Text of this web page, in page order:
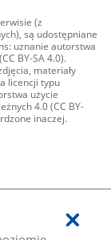
(z
są udostępniane
uznanie autorstwa
BY-SA 4.0).
materiały
licencji typu
użycie
4.0 (CC BY-
inaczej.